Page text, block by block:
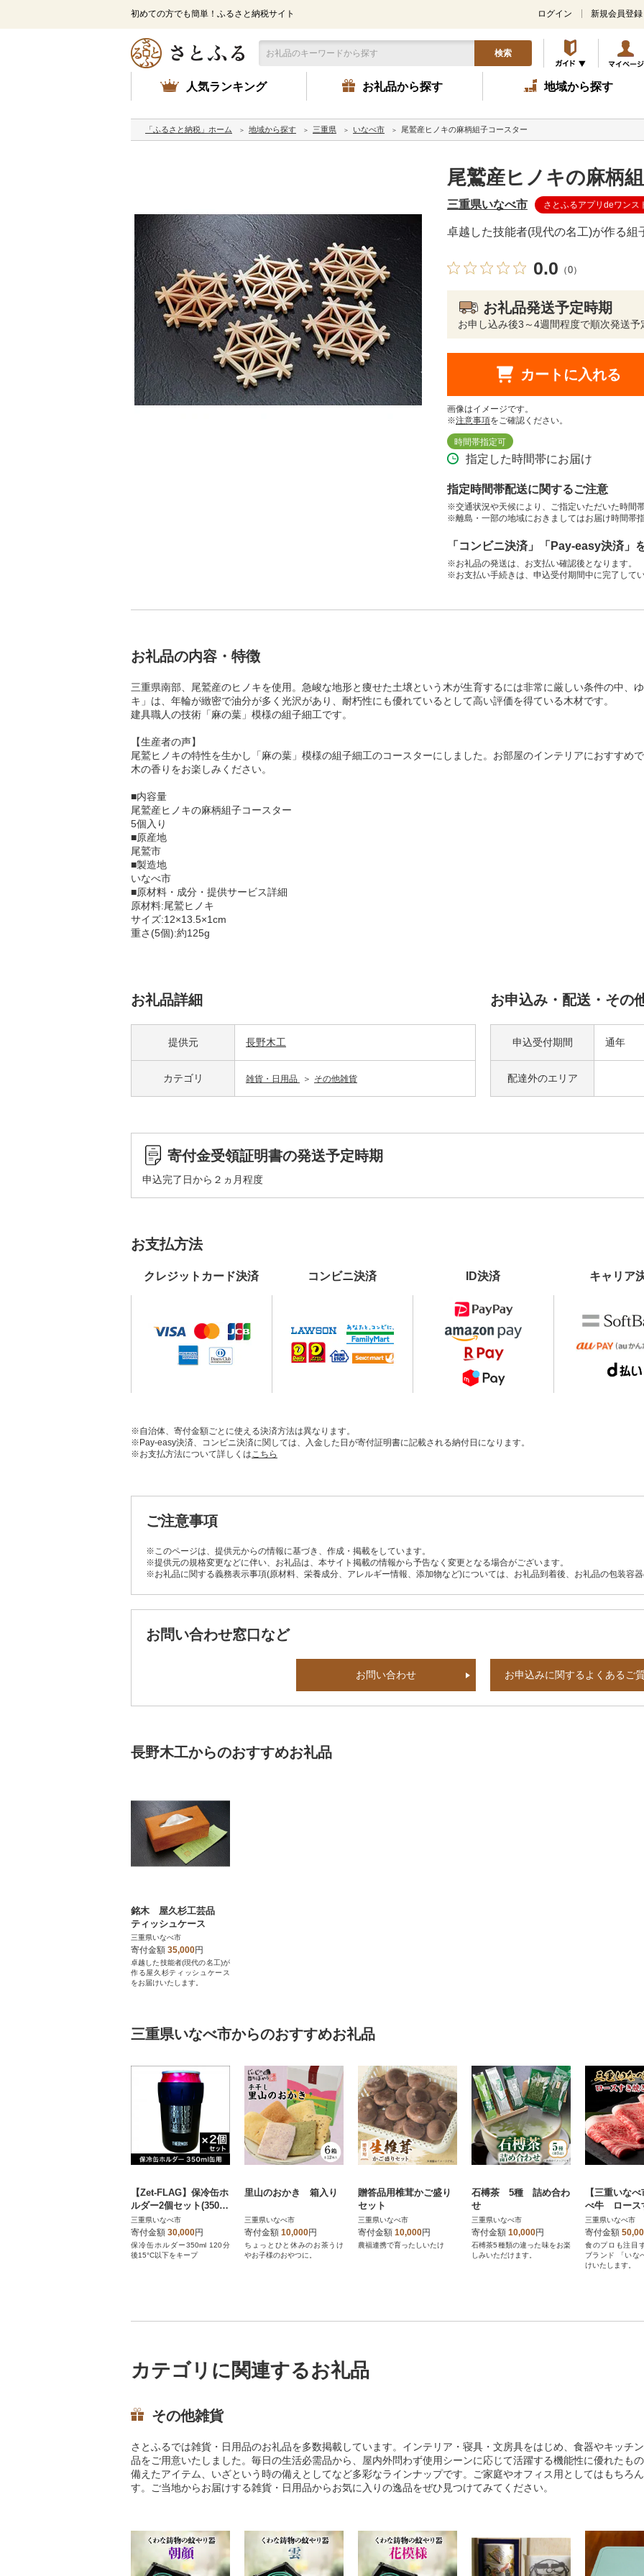
初めての方でも簡単！ふるさと納税サイト ログイン 新規会員登録
検索
人気ランキング お礼品から探す 地域から探す
「ふるさと納税」ホーム 地域から探す 三重県 いなべ市 尾鷲産ヒノキの麻柄組子コースター
尾鷲産ヒノキの麻柄
三重県いなべ市 さとふるアプリdeワンス
卓越した技能者(現代の名工)が作る
0.0 （0）
お礼品発送予定時期
お申し込み後3～4週間程度で順次発送
カートに入れる
画像はイメージです。
※注意事項をご確認ください。
時間帯指定可
指定した時間帯にお届け
指定時間帯配送に関するご注意
※交通状況や天候により、ご指定いただいた時間
※離島・一部の地域におきましてはお届け時間帯
「コンビニ決済」「Pay-easy決済」
※お礼品の発送は、お支払い確認後となります。
※お支払い手続きは、申込受付期間中に完了して
お礼品の内容・特徴
三重県南部、尾鷲産のヒノキを使用。急峻な地形と痩せた土壌という木が生育するには非常に厳しい条件の中、
キ」は、年輪が緻密で油分が多く光沢があり、耐朽性にも優れているとして高い評価を得ている木材です。
建具職人の技術「麻の葉」模様の組子細工です。
【生産者の声】
尾鷲ヒノキの特性を生かし「麻の葉」模様の組子細工のコースターにしました。お部屋のインテリアにおすすめ
木の香りをお楽しみください。
■内容量
尾鷲産ヒノキの麻柄組子コースター
5個入り
■原産地
尾鷲市
■製造地
いなべ市
■原材料・成分・提供サービス詳細
原材料:尾鷲ヒノキ
サイズ:12×13.5×1cm
重さ(5個):約125g
お礼品詳細
提供元 長野木工
カテゴリ 雑貨・日用品 その他雑貨
お申込み・配送・その
申込受付期間 通年
配達外のエリア
寄付金受領証明書の発送予定時期
申込完了日から２ヵ月程度
お支払方法
クレジットカード決済 コンビニ決済 ID決済 キャリア
※自治体、寄付金額ごとに使える決済方法は異なります。
※Pay-easy決済、コンビニ決済に関しては、入金した日が寄付証明書に記載される納付日になります。
※お支払方法について詳しくはこちら
ご注意事項
※このページは、提供元からの情報に基づき、作成・掲載をしています。
※提供元の規格変更などに伴い、お礼品は、本サイト掲載の情報から予告なく変更となる場合がございます。
※お礼品に関する義務表示事項(原材料、栄養成分、アレルギー情報、添加物など)については、お礼品到着後、お礼品の包装容
お問い合わせ窓口など
お問い合わせ お申込みに関するよくあるご
長野木工からのおすすめお礼品
銘木 屋久杉工芸品
ティッシュケース
三重県いなべ市
寄付金額 35,000円
卓越した技能者(現代の名工)が
作る屋久杉ティッシュケース
をお届けいたします。
三重県いなべ市からのおすすめお礼品
【Zet-FLAG】保冷缶ホ
ルダー2個セット(350m
l缶)ビールやジュースの
飲み頃をキープ
三重県いなべ市
寄付金額 30,000円
保冷缶ホルダー350ml 120分
後15°C以下をキープ
里山のおかき 箱入り
三重県いなべ市
寄付金額 10,000円
ちょっとひと休みのお茶うけ
やお子様のおやつに。
贈答品用椎茸かご盛り
セット
三重県いなべ市
寄付金額 10,000円
農福連携で育ったしいたけ
石榑茶 5種 詰め合わ
せ
三重県いなべ市
寄付金額 10,000円
石榑茶5種類の違った味をお楽
しみいただけます。
【三重いな
べ牛 ロース
用 1kg
三重県いなべ市
寄付金額
食のプロも注目
ブランド 「いな
けいたします。
カテゴリに関連するお礼品
その他雑貨
さとふるでは雑貨・日用品のお礼品を多数掲載しています。インテリア・寝具・文房具をはじめ、食器やキッチ
品をご用意いたしました。毎日の生活必需品から、屋内外問わず使用シーンに応じて活躍する機能性に優れたも
備えたアイテム、いざという時の備えとしてなど多彩なラインナップです。ご家庭やオフィス用としてはもちろ
す。ご当地からお届けする雑貨・日用品からお気に入りの逸品をぜひ見つけてみてください。